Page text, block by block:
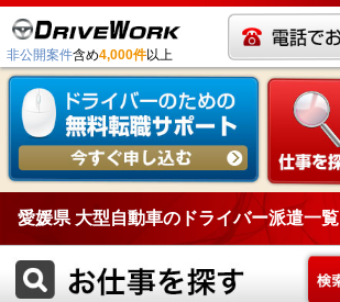
非公開案件含め4,000件以上
愛媛県 大型自動車のドライバー派遣一覧